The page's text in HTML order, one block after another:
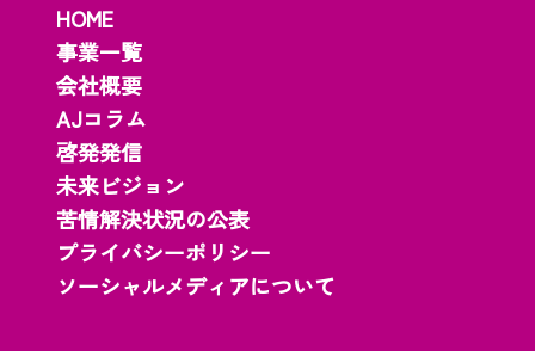
HOME
事業一覧
会社概要
AJコラム
啓発発信
未来ビジョン
苦情解決状況の公表
プライバシーポリシー
ソーシャルメディアについて